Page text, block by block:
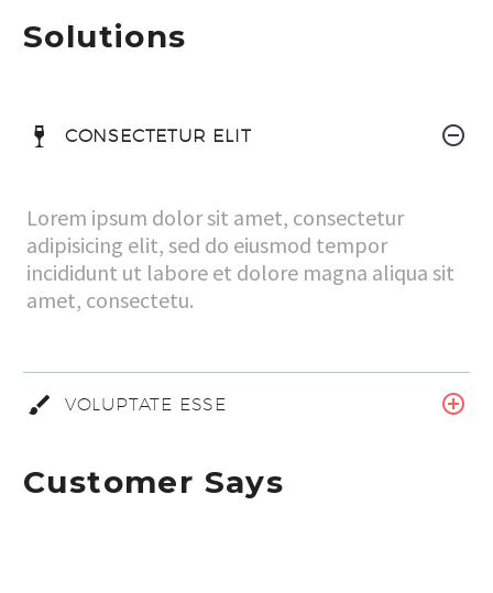
Solutions
CONSECTETUR ELIT
Lorem ipsum dolor sit amet, consectetur
adipisicing elit, sed do eiusmod tempor
incididunt ut labore et dolore magna aliqua sit
amet, consectetu.
VOLUPTATE ESSE
Customer Says